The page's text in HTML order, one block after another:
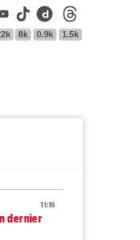
YoutubeTik Tok
8k
Dailymotion
0.9k 1.5k
11:16
dernier